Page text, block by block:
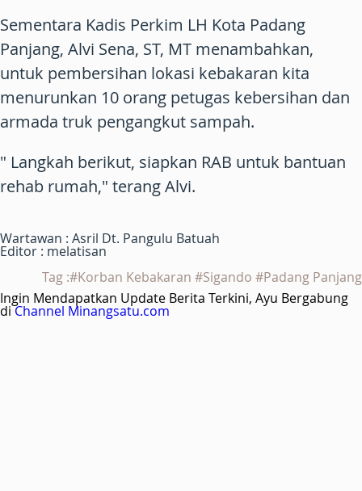
Sementara Kadis Perkim LH Kota Padang
Panjang, Alvi Sena, ST, MT menambahkan,
untuk pembersihan lokasi kebakaran kita
menurunkan 10 orang petugas kebersihan dan
armada truk pengangkut sampah.
" Langkah berikut, siapkan RAB untuk bantuan
rehab rumah," terang Alvi.
Wartawan : Asril Dt. Pangulu Batuah
Editor : melatisan
Tag :#Korban Kebakaran #Sigando #Padang Panjang
Ingin Mendapatkan Update Berita Terkini, Ayu Bergabung
diChannel Minangsatu.com